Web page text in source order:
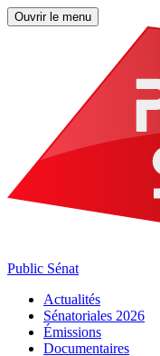
Ouvrir le menu
Public Sénat
Actualités
Sénatoriales 2026
Émissions
Documentaires